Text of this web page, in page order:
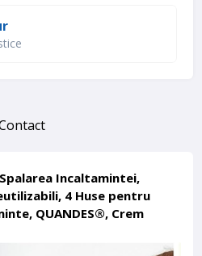
Incaltamintei,
4 Huse pentru
QUANDES®, Crem